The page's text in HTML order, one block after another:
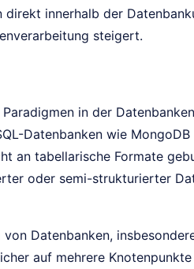
innerhalb der
steigert.
in der
Datenbanken wie
an tabellarische Formate
oder semi-strukturierter
Datenbanken,
auf mehrere